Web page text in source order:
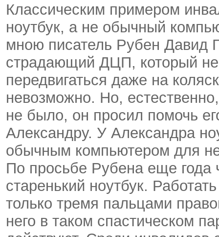
Классическим примером
ноутбук, а не обычный
мною писатель Рубен Давид
страдающий ДЦП, который
передвигаться даже на
невозможно. Но,
не было, он просил помочь
Александру. У Александра
обычным компьютером для
По просьбе Рубена еще года
старенький ноутбук.
только тремя пальцами
него в таком спастическом